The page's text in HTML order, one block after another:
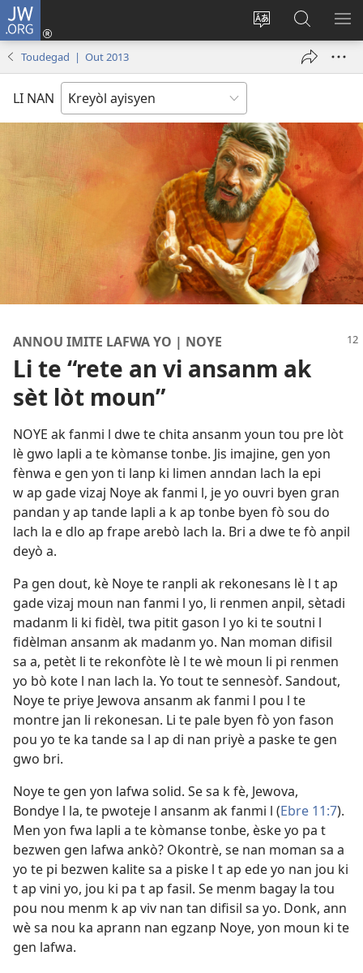
JW.ORG
Chanje
Konekte
(opens
Fè
rechèch
sou
Toudegad | Out 2013
LI NAN
ANNOU IMITE LAFWA YO | NOYE
Li te “rete an vi ansanm ak
sèt lòt moun”
NOYE ak fanmi l dwe te chita ansanm youn tou pre lòt
lè gwo lapli a te kòmanse tonbe. Jis imajine, gen yon
fènwa e gen yon ti lanp ki limen anndan lach la epi
w ap gade vizaj Noye ak fanmi l, je yo ouvri byen gran
pandan y ap tande lapli a k ap tonbe byen fò sou do
lach la e dlo ap frape arebò lach la. Bri a dwe te fò anpil
deyò a.
Pa gen dout, kè Noye te ranpli ak rekonesans lè l t ap
gade vizaj moun nan fanmi l yo, li renmen anpil, sètadi
madanm li ki fidèl, twa pitit gason l yo ki te soutni l
fidèlman ansanm ak madanm yo. Nan moman difisil
sa a, petèt li te rekonfòte lè l te wè moun li pi renmen
yo bò kote l nan lach la. Yo tout te sennesòf. Sandout,
Noye te priye Jewova ansanm ak fanmi l pou l te
montre jan li rekonesan. Li te pale byen fò yon fason
pou yo te ka tande sa l ap di nan priyè a paske te gen
gwo bri.
Noye te gen yon lafwa solid. Se sa k fè, Jewova,
Bondye l la, te pwoteje l ansanm ak fanmi l (Ebre 11:7).
Men yon fwa lapli a te kòmanse tonbe, èske yo pa t
bezwen gen lafwa ankò? Okontrè, se nan moman sa a
yo te pi bezwen kalite sa a piske l t ap ede yo nan jou ki
t ap vini yo, jou ki pa t ap fasil. Se menm bagay la tou
pou nou menm k ap viv nan tan difisil sa yo. Donk, ann
wè sa nou ka aprann nan egzanp Noye, yon moun ki te
gen lafwa.